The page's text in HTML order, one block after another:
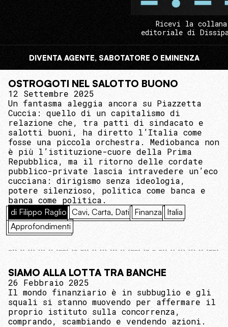
Ricevi la collana
editoriale di
DIVENTA AGENTE, SABOTATORE O EMINENZA
OSTROGOTI NEL SALOTTO BUONO
12 Settembre 2025
Un fantasma aleggia ancora su Piazzetta
Cuccia: quello di un capitalismo di
relazione che, tra patti di sindacato e
salotti buoni, ha diretto l’Italia come
fosse una piccola orchestra. Mediobanca non
è più l’istituzione-cuore della Prima
Repubblica, ma il ritorno delle cordate
pubblico-private lascia intravedere un’eco
cucciana: dirigismo senza ideologia,
potere silenzioso, politica come banca e
banca come politica.
di Filippo Raglio Cavi, Carta, Dati Finanza Italia
Approfondimenti
SIAMO ALLA LOTTA TRA BANCHE
26 Febbraio 2025
Il mondo finanziario è in subbuglio e gli
squali si stanno muovendo per affermare il
proprio istituto sulla concorrenza,
comprando, scambiando e vendendo azioni.